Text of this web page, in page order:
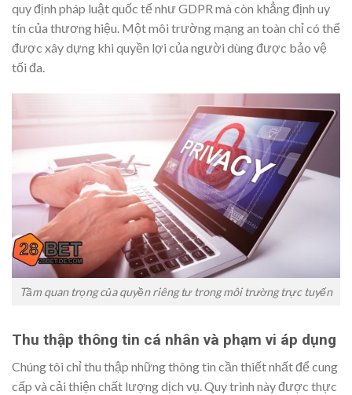
quy định pháp luật quốc tế như GDPR mà còn khẳng định uy
tín của thương hiệu. Một môi trường mạng an toàn chỉ có thể
được xây dựng khi quyền lợi của người dùng được bảo vệ
tối đa.
Tầm quan trọng của quyền riêng tư trong môi trường trực tuyến
Thu thập thông tin cá nhân và phạm vi áp dụng
Chúng tôi chỉ thu thập những thông tin cần thiết nhất để cung
cấp và cải thiện chất lượng dịch vụ. Quy trình này được thực